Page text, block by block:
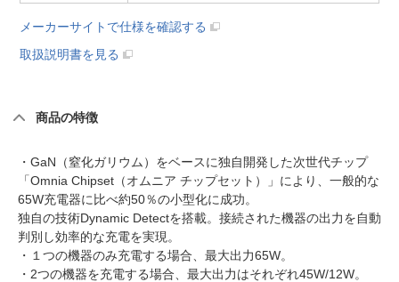
メーカーサイトで仕様を確認する
取扱説明書を見る
商品の特徴
・GaN（窒化ガリウム）をベースに独自開発した次世代チップ
「Omnia Chipset（オムニア チップセット）」により、一般的な
65W充電器に比べ約50％の小型化に成功。
独自の技術Dynamic Detectを搭載。接続された機器の出力を自動
判別し効率的な充電を実現。
・１つの機器のみ充電する場合、最大出力65W。
・2つの機器を充電する場合、最大出力はそれぞれ45W/12W。